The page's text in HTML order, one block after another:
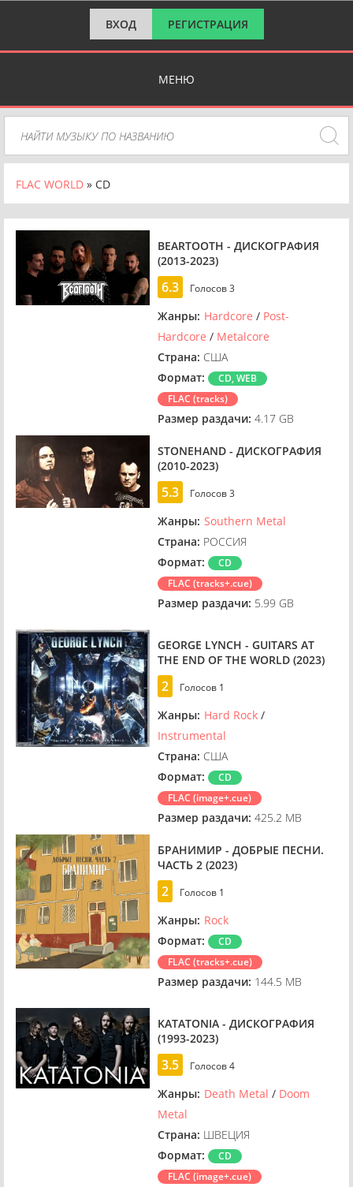
ВХОД РЕГИСТРАЦИЯ
МЕНЮ
FLAC WORLD » CD
BEARTOOTH - ДИСКОГРАФИЯ
(2013-2023)
6.3 Голосов3
Жанры: Hardcore / Post-
Hardcore / Metalcore
Страна: США
Формат:
CD, WEB
FLAC (tracks)
Размер раздачи: 4.17 GB
STONEHAND - ДИСКОГРАФИЯ
(2010-2023)
5.3 Голосов3
Жанры: Southern Metal
Страна: РОССИЯ
Формат:
CD
FLAC (tracks+.cue)
Размер раздачи: 5.99 GB
GEORGE LYNCH - GUITARS AT
THE END OF THE WORLD (2023)
2 Голосов 1
Жанры: Hard Rock /
Instrumental
Страна: США
Формат:
CD
FLAC (image+.cue)
Размер раздачи: 425.2 MB
БРАНИМИР - ДОБРЫЕ ПЕСНИ.
ЧАСТЬ 2 (2023)
2 Голосов 1
Жанры: Rock
Формат:
CD
FLAC (tracks+.cue)
Размер раздачи: 144.5 MB
KATATONIA - ДИСКОГРАФИЯ
(1993-2023)
3.5 Голосов4
Жанры: Death Metal / Doom
Metal
Страна: ШВЕЦИЯ
Формат:
CD
FLAC (image+.cue)